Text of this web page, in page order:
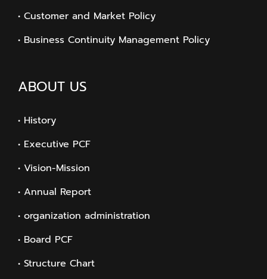
• Customer and Market Policy
• Business Continuity Management Policy
ABOUT US
• History
• Executive PCF
• Vision-Mission
• Annual Report
• organization administration
• Board PCF
• Structure Chart